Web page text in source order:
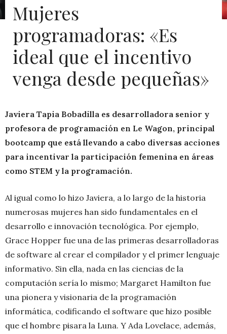
Mujeres
programadoras: «Es
ideal que el incentivo
venga desde pequeñas»
Javiera Tapia Bobadilla es desarrolladora senior y
profesora de programación en Le Wagon, principal
bootcamp que está llevando a cabo diversas acciones
para incentivar la participación femenina en áreas
como STEM y la programación.
Al igual como lo hizo Javiera, a lo largo de la historia
numerosas mujeres han sido fundamentales en el
desarrollo e innovación tecnológica. Por ejemplo,
Grace Hopper fue una de las primeras desarrolladoras
de software al crear el compilador y el primer lenguaje
informativo. Sin ella, nada en las ciencias de la
computación sería lo mismo; Margaret Hamilton fue
una pionera y visionaria de la programación
informática, codificando el software que hizo posible
que el hombre pisara la Luna. Y Ada Lovelace, además,